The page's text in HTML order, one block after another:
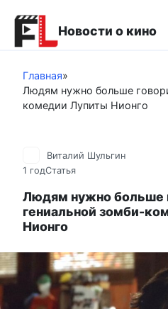
контенту
Новости о кино
Главная»
Людям нужно больше
комедии Лупиты Нионго
Виталий Шульгин
1 годСтатья
Людям нужно больше
гениальной зомби-
Нионго